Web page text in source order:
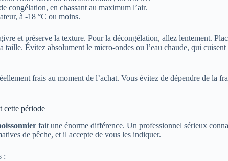
congélation, en chassant au maximum l’air.
à -18 °C ou moins.
et préserve la texture. Pour la décongélation, allez lentement.
taille. Évitez absolument le micro-ondes ou l’eau chaude, qui
frais au moment de l’achat. Vous évitez de dépendre de la
cette période
fait une énorme différence. Un professionnel sérieux
de pêche, et il accepte de vous les indiquer.
: